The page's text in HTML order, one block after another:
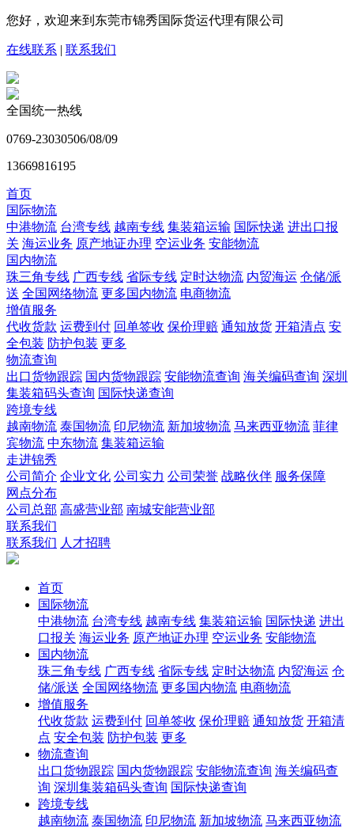
您好，欢迎来到东莞市锦秀国际货运代理有限公司
在线联系 | 联系我们
全国统一热线
0769-23030506/08/09
13669816195
首页
国际物流
中港物流 台湾专线 越南专线 集装箱运输 国际快递 进出口报
关 海运业务 原产地证办理 空运业务 安能物流
国内物流
珠三角专线 广西专线 省际专线 定时达物流 内贸海运 仓储/派
送 全国网络物流 更多国内物流 电商物流
增值服务
代收货款 运费到付 回单签收 保价理赔 通知放货 开箱清点 安
全包装 防护包装 更多
物流查询
出口货物跟踪 国内货物跟踪 安能物流查询 海关编码查询 深圳
集装箱码头查询 国际快递查询
跨境专线
越南物流 泰国物流 印尼物流 新加坡物流 马来西亚物流 菲律
宾物流 中东物流 集装箱运输
走进锦秀
公司简介 企业文化 公司实力 公司荣誉 战略伙伴 服务保障
网点分布
公司总部 高盛营业部 南城安能营业部
联系我们
联系我们 人才招聘
首页
国际物流
中港物流 台湾专线 越南专线 集装箱运输 国际快递 进出
口报关 海运业务 原产地证办理 空运业务 安能物流
国内物流
珠三角专线 广西专线 省际专线 定时达物流 内贸海运 仓
储/派送 全国网络物流 更多国内物流 电商物流
增值服务
代收货款 运费到付 回单签收 保价理赔 通知放货 开箱清
点 安全包装 防护包装 更多
物流查询
出口货物跟踪 国内货物跟踪 安能物流查询 海关编码查
询 深圳集装箱码头查询 国际快递查询
跨境专线
越南物流 泰国物流 印尼物流 新加坡物流 马来西亚物流